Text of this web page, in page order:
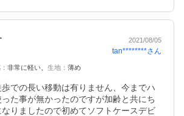
2021/08/05
tan********さん
： 非常に軽い 生地 ： 薄め
での長い移動は有りません、今までハ
た事が無かったのですが加齢と共にち
なりましたので初めてソフトケースデビ